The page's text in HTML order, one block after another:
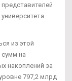
из этой
сумм на
накоплений за
797,2 млрд